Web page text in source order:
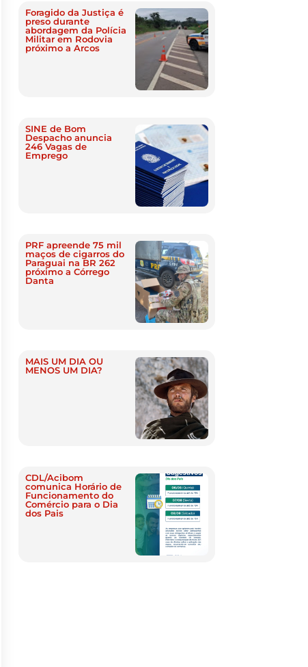
Foragido da Justiça é
preso durante
abordagem da Polícia
Militar em Rodovia
próximo a Arcos
SINE de Bom
Despacho anuncia
246 Vagas de
Emprego
PRF apreende 75 mil
maços de cigarros do
Paraguai na BR 262
próximo a Córrego
Danta
MAIS UM DIA OU
MENOS UM DIA?
CDL/Acibom
comunica Horário de
Funcionamento do
Comércio para o Dia
dos Pais